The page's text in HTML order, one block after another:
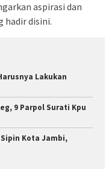
aspirasi dan
hadir disini.
Lakukan
9 Parpol Surati Kpu
Kota Jambi,